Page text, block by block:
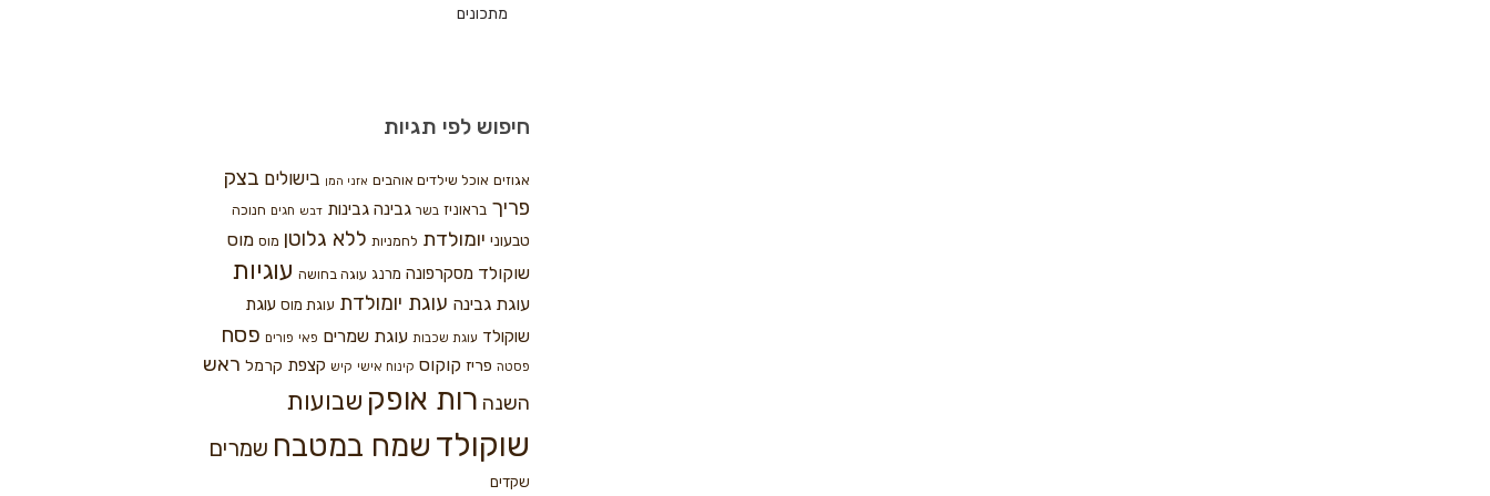
מתכונים
חיפוש לפי תגיות
אגוזים אוכל שילדים אוהבים אזני המן בישולים בצק
פריך בראוניז בשר גבינה גבינות דבש חגים חנוכה
טבעוני יומולדת לחמניות ללא גלוטן מוס מוס
שוקולד מסקרפונה מרנג עוגה בחושה עוגיות
עוגת גבינה עוגת יומולדת עוגת מוס עוגת
שוקולד עוגת שכבות עוגת שמרים פאי פורים פסח
פסטה פריז קוקוס קינוח אישי קיש קצפת קרמל ראש
השנה רות אופק שבועות
שוקולד שמח במטבח שמרים
שקדים